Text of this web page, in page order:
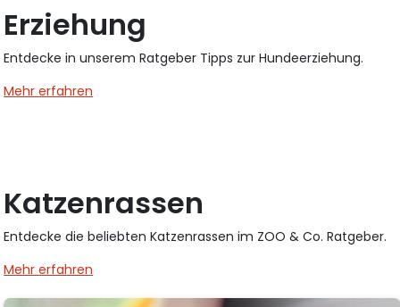
Erziehung
Entdecke in unserem Ratgeber Tipps zur Hundeerziehung.
Mehr erfahren
Katzenrassen
Entdecke die beliebten Katzenrassen im ZOO & Co. Ratgeber.
Mehr erfahren